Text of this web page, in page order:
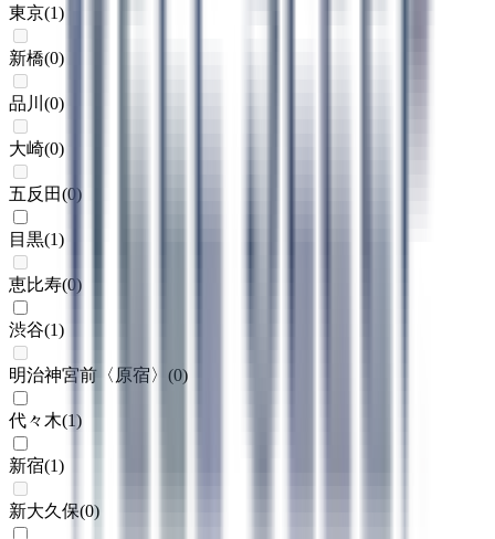
東京(1)
新橋(0)
品川 (0)
大崎(0)
五反田(0)
目黒(1)
恵比寿(0)
渋谷(1)
明治神宮前〈原宿〉 (0)
代々木(1)
新宿(1)
新大久保(0)